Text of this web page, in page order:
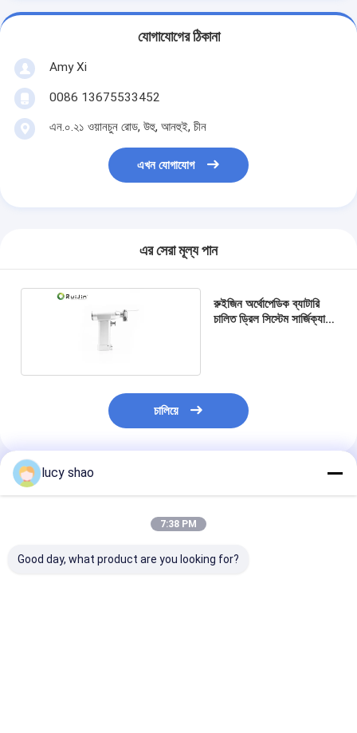
যোগাযোগের ঠিকানা
Amy Xi
0086 13675533452
এন.০.২১ ওয়ানচুন রোড, উহু, আনহুই, চীন
এখন যোগাযোগ
এর সেরা মূল্য পান
রুইজিন অর্থোপেডিক ব্যাটারি
চালিত ড্রিল সিস্টেম সার্জিক্যাল
চালিয়ে
প্রস্তাবিত পণ্য
lucy shao
7:38 PM
Good day, what product are you looking for?